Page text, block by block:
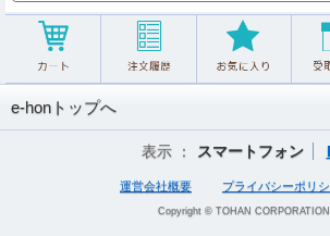
e-honトップへ
表示 ： スマートフォン
運営会社概要 プライバシーポリ
Copyright © TOHAN CORPORATION